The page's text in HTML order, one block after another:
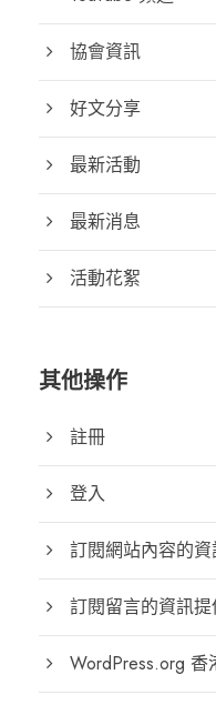
協會資訊
好文分享
最新活動
最新消息
活動花絮
其他操作
註冊
登入
訂閱網站內容的
訂閱留言的資訊提
WordPress.org 香